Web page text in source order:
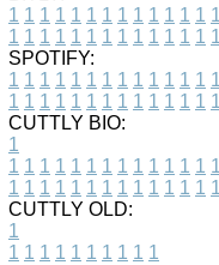
1 1 1 1 1 1 1 1 1 1 1 1 1 1
1 1 1 1 1 1 1 1 1 1 1 1 1 1
SPOTIFY:
1 1 1 1 1 1 1 1 1 1 1 1 1 1
1 1 1 1 1 1 1 1 1 1 1 1 1 1
CUTTLY BIO:
1
1 1 1 1 1 1 1 1 1 1 1 1 1 1
1 1 1 1 1 1 1 1 1 1 1 1 1 1
CUTTLY OLD:
1
1 1 1 1 1 1 1 1 1 1